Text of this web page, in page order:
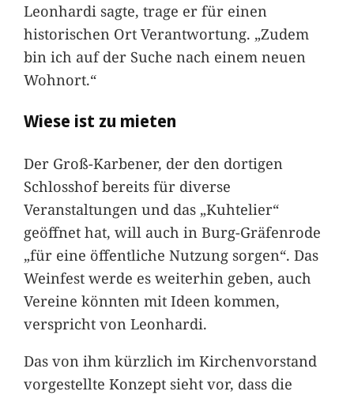
Leonhardi sagte, trage er für einen
historischen Ort Verantwortung. „Zudem
bin ich auf der Suche nach einem neuen
Wohnort.“
Wiese ist zu mieten
Der Groß-Karbener, der den dortigen
Schlosshof bereits für diverse
Veranstaltungen und das „Kuhtelier“
geöffnet hat, will auch in Burg-Gräfenrode
„für eine öffentliche Nutzung sorgen“. Das
Weinfest werde es weiterhin geben, auch
Vereine könnten mit Ideen kommen,
verspricht von Leonhardi.
Das von ihm kürzlich im Kirchenvorstand
vorgestellte Konzept sieht vor, dass die